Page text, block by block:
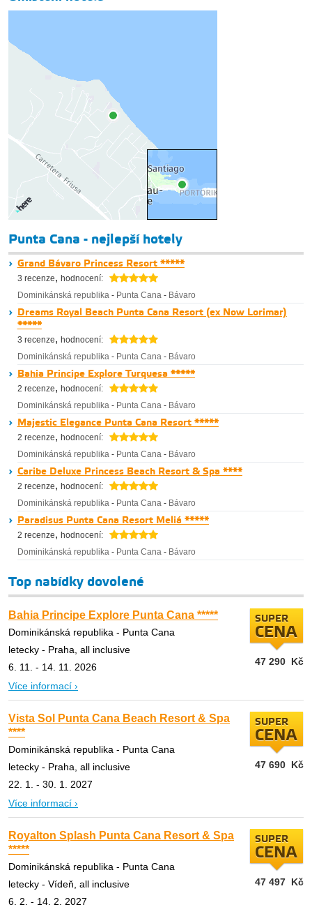
Punta Cana - nejlepší hotely
Grand Bávaro Princess Resort *****
3 recenze, hodnocení:
Dominikánská republika - Punta Cana - Bávaro
Dreams Royal Beach Punta Cana Resort (ex Now Lorimar)
*****
3 recenze, hodnocení:
Dominikánská republika - Punta Cana - Bávaro
Bahia Principe Explore Turquesa *****
2 recenze, hodnocení:
Dominikánská republika - Punta Cana - Bávaro
Majestic Elegance Punta Cana Resort *****
2 recenze, hodnocení:
Dominikánská republika - Punta Cana - Bávaro
Caribe Deluxe Princess Beach Resort & Spa ****
2 recenze, hodnocení:
Dominikánská republika - Punta Cana - Bávaro
Paradisus Punta Cana Resort Meliá *****
2 recenze, hodnocení:
Dominikánská republika - Punta Cana - Bávaro
Top nabídky dovolené
Bahia Principe Explore Punta Cana *****
Dominikánská republika - Punta Cana
letecky - Praha, all inclusive
6. 11. - 14. 11. 2026
Více informací ›
SUPER
CENA
47 290 Kč
Vista Sol Punta Cana Beach Resort & Spa
****
Dominikánská republika - Punta Cana
letecky - Praha, all inclusive
22. 1. - 30. 1. 2027
Více informací ›
SUPER
CENA
47 690 Kč
Royalton Splash Punta Cana Resort & Spa
*****
Dominikánská republika - Punta Cana
letecky - Vídeň, all inclusive
6. 2. - 14. 2. 2027
SUPER
CENA
47 497 Kč